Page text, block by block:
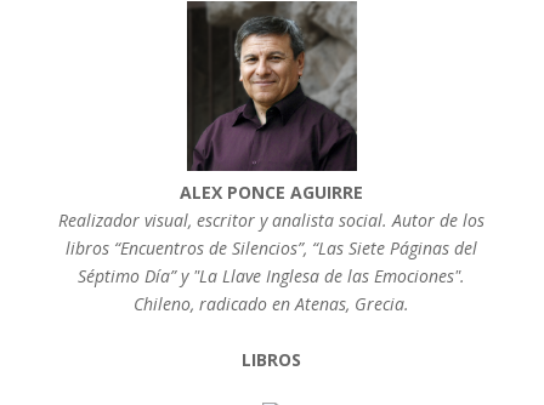
ALEX PONCE AGUIRRE
Realizador visual, escritor y analista social. Autor de los
libros “Encuentros de Silencios”, “Las Siete Páginas del
Séptimo Día” y "La Llave Inglesa de las Emociones".
Chileno, radicado en Atenas, Grecia.
LIBROS